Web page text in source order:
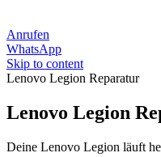
Anrufen
WhatsApp
Skip to content
Lenovo Legion Reparatur
Lenovo Legion
Deine Lenovo Legion läuft